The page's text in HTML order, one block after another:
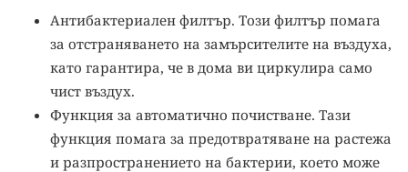
Антибактериален филтър. Този филтър помага
за отстраняването на замърсителите на въздуха,
като гарантира, че в дома ви циркулира само
чист въздух.
Функция за автоматично почистване. Тази
функция помага за предотвратяване на растежа
и разпространението на бактерии, което може